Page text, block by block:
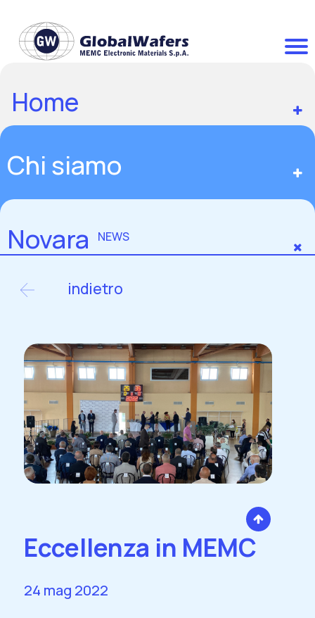
Home
Chi siamo
NEWS
Novara
indietro
Eccellenza in MEMC
24 mag 2022